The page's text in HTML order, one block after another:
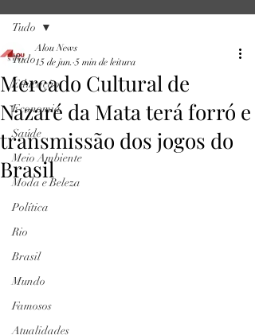
Tudo
Educação
Economia
Saúde
Meio Ambiente
Moda e Beleza
Política
Rio
Brasil
Mundo
Famosos
Atualidades
Tudo
Mercado Cultural de
Nazaré da Mata terá forró e
transmissão dos jogos do
Brasil
Alou News
15 de jun. 5 min de leitura